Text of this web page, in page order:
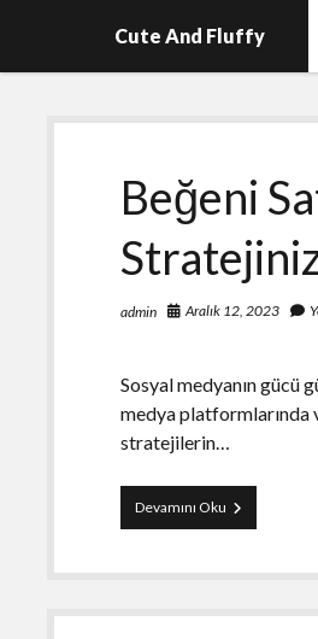
Cute And Fluffy
And
Fluffy
Beğeni
admin Aralık 12, 2023
Sosyal medyanın gücü
medya platformlarında
stratejilerin…
Devamını Oku Beğeni
Satın
Sosyal
Stratejinize